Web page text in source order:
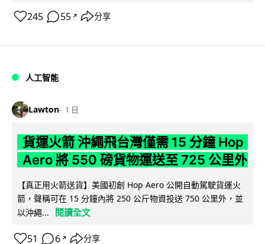
245 55 ↗ 分享
人工智能
Lawton 1 日
貨運火箭 沖繩飛台灣僅需 15 分鐘 Hop
Aero 將 550 磅貨物運送至 725 公里外
【真正用火箭送貨】美國初創 Hop Aero 公開自動駕駛貨運火
箭，聲稱可在 15 分鐘內將 250 公斤物資投送 750 公里外，並
以沖繩...
閱讀全文
51 6 ↗ 分享